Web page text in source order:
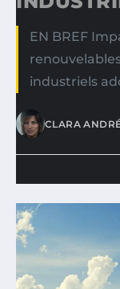
EN BREF
industriels
CLARA